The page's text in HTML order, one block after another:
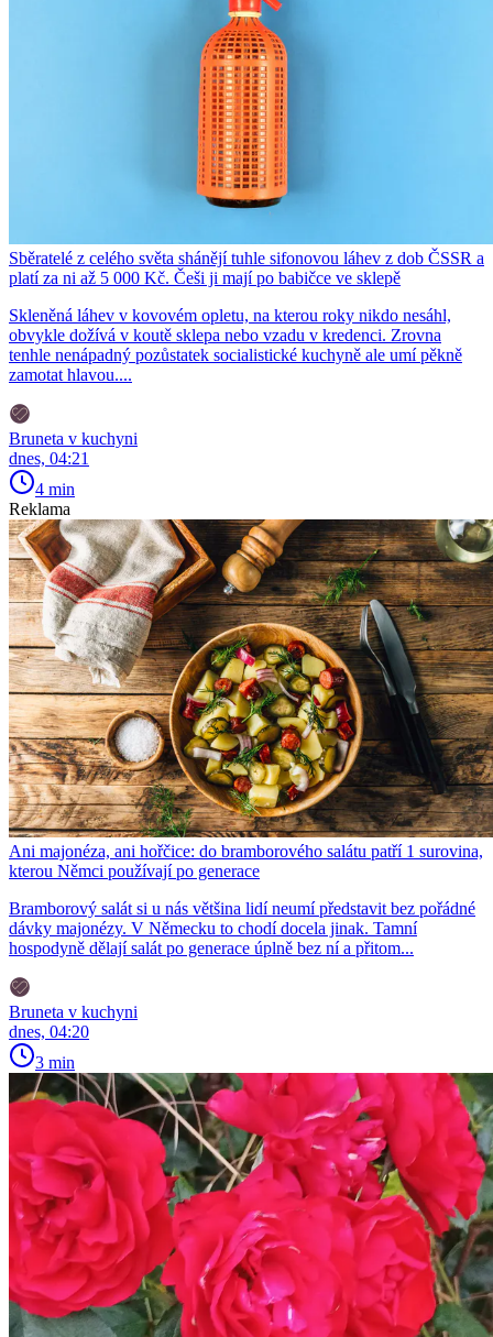
Sběratelé z celého světa shánějí tuhle sifonovou láhev z dob ČSSR a
platí za ni až 5 000 Kč. Češi ji mají po babičce ve sklepě
Skleněná láhev v kovovém opletu, na kterou roky nikdo nesáhl,
obvykle dožívá v koutě sklepa nebo vzadu v kredenci. Zrovna
tenhle nenápadný pozůstatek socialistické kuchyně ale umí pěkně
zamotat hlavou....
Bruneta v kuchyni
dnes, 04:21
4 min
Reklama
Ani majonéza, ani hořčice: do bramborového salátu patří 1 surovina,
kterou Němci používají po generace
Bramborový salát si u nás většina lidí neumí představit bez pořádné
dávky majonézy. V Německu to chodí docela jinak. Tamní
hospodyně dělají salát po generace úplně bez ní a přitom...
Bruneta v kuchyni
dnes, 04:20
3 min